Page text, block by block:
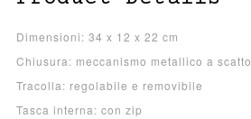
Dimensioni: 34 x 12 x 22 cm
Chiusura: meccanismo metallico a scatto
Tracolla: regolabile e removibile
Tasca interna: con zip